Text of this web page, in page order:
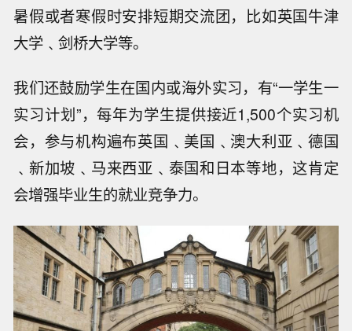
暑假或者寒假时安排短期交流团，比如英国牛津
大学﹑剑桥大学等。
我们还鼓励学生在国内或海外实习，有“一学生一
实习计划”，每年为学生提供接近1,500个实习机
会，参与机构遍布英国﹑美国﹑澳大利亚﹑德国
﹑新加坡﹑马来西亚﹑泰国和日本等地，这肯定
会增强毕业生的就业竞争力。